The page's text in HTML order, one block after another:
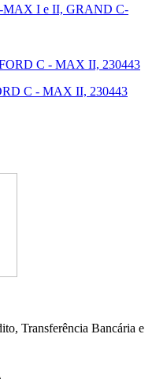
MAX I e II, GRAND C-
C - MAX II, 230443
Transferência Bancária e